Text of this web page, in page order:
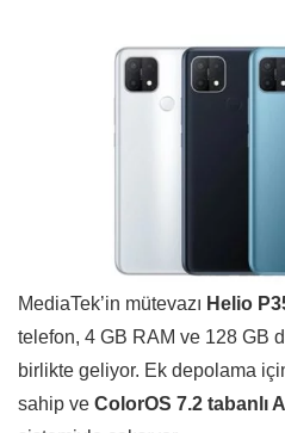
MediaTek’in mütevazı Helio
telefon, 4 GB RAM ve 128 GB
birlikte geliyor. Ek depolama
sahip ve ColorOS 7.2 tabanlı